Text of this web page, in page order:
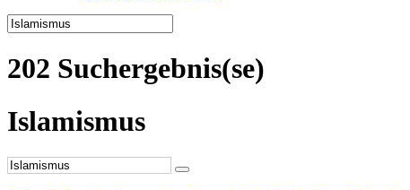
202 Suchergebnis(se)
Islamismus